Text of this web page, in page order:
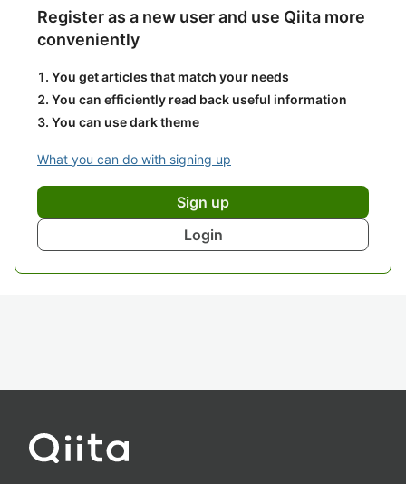
Register as a new user and use Qiita more
conveniently
You get articles that match your needs
You can efficiently read back useful information
You can use dark theme
What you can do with signing up
Sign up
Login